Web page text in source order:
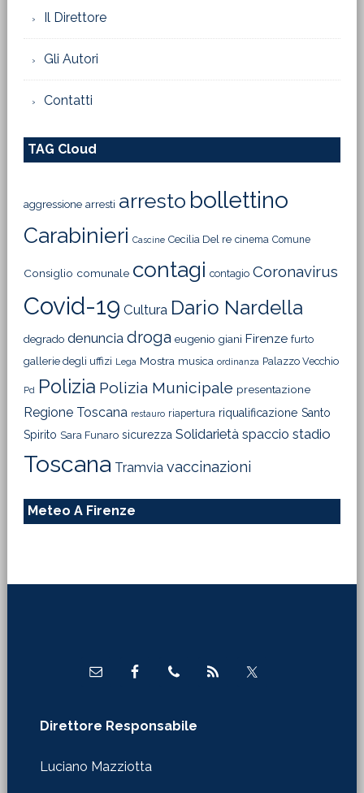
Il Direttore
Gli Autori
Contatti
TAG Cloud
aggressione arresti arresto bollettino
Carabinieri Cascine Cecilia Del re cinema Comune
Consiglio comunale contagi contagio Coronavirus
Covid-19 Cultura Dario Nardella
degrado denuncia droga eugenio giani Firenze furto
gallerie degli uffizi Lega Mostra musica ordinanza Palazzo Vecchio
Pd Polizia Polizia Municipale presentazione
Regione Toscana restauro riapertura riqualificazione Santo
Spirito Sara Funaro sicurezza Solidarietà spaccio stadio
Toscana Tramvia vaccinazioni
Meteo A Firenze
Direttore Responsabile
Luciano Mazziotta